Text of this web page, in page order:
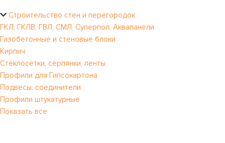
Строительство стен и перегородок
ГКЛ, ГКЛВ, ГВЛ, СМЛ, Суперпол, Аквапанели
Газобетонные и стеновые блоки
Кирпич
Стеклосетки, серпянки, ленты
Профили для Гипсокартона
Подвесы, соединители
Профили штукатурные
Показать все